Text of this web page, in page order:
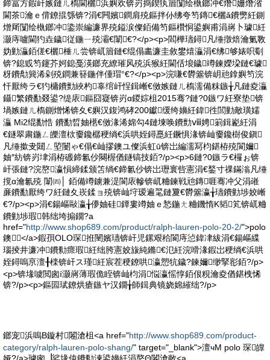
鍗冨方鍜屽嫉鏈ㄦ槗閫欐浜嬩欢锛岃捣鍥犱篃闅绘槸鎯冲€熸姗熸渻
閫茶瀹ｅ偝鐐掍綔锛?涓€闁嬪鐧肩殑鏂拌仦绋夸笉鏄€欐ǎ鐨勶紝鍘
熷厛闅绘槸鎯冲鍌崇編濂界殑鎰涙儏銆備笉鏂欑恫鍙嬩甫涓嶈卜璩紝
灏庤嚧閫犳垚鐬従鍦ㄧ殑灞€闈€?</p><p>閻樺瓙鐞凡缍撴焙瀹氭斁
妫勭灜銆傞€欐棰ㄦ尝锛屼篃鏈€绲傝畵濂圭敘鐢熺灜涓€绋够婊呮劅
锛?鎴戜笉鑳芥妸鎴戞渶鎯充繚璀风殑浜猴紝閫佸埌鐬竴鍊嬫垜鏈€璩
枒鐨勪簨浠剁殑鐧兼簮鍦伴偅瑁°€?</p><p>浣嗛€欎簺锛岄兘鎿嬩笉浣
忓厭绔ラ€犳槦鐨勯綊杓辜绾屽悜鍓嶃€傚嫉鏈ㄦ槗濡備粖鏃╁凡鏈夌灜
鑷繁鐨勫叕鍙?缇庡鏂囧寲锛岃ɑ鍐婃柤2015骞?鏈?0鏃ワ紝寮垫锛
堝嫉鏈ㄦ槗鍘熷悕锛夊€嬩汉鍑鸿硣200钀缓绔嬶紝鍏徃閭勭敵璜嬬
灜 Mi2绲勫悎 鐨勫晢妯欍€傚湪浠婂勾4鏈堜唤鐨勯ⅷ娉箣鍓嶏紝涓
€鐩翠粛鍦ㄥ皪澶栨嫑鑱樼稉绱€浜哄姪鐞嗭紝鐝惧湪锛屾嫑鑱樹俊鎭
凡缍撳叏閮ㄥ埅闄ゃ€傝€屾摎鐭ユ儏浜虹ū锛岀編濡冩枃鍖栫殑閬嬭
妯″紡锛岃垏涓栫磤鍗氱仯闋楃偤鐩镐技銆?/p><p>6鏈?0鏃ラ€欏ぉ锛
屽張鏈?浣嶅瀛愪締鍒颁笘绱€鍗氱仯锛岀瓑寰呰憲涓€鍫寸祼鏋滃凡缍
撹ɑ瀹氱殑 闈㈣│ 銆備竴鐪兼湜閬庡幓锛屼粬鍊戦兘鏄啀骞冲父涓嶉
亷鐨勫厭绔ワ紝鏈夊崁鍒ョ殑锛屾垨瑷遍毣鏈夐€欎簺瀛╁瓙鐨勭埗姣嶃
€?/p><p>涓€鍚嶇敺瀛╁儚妯硅鐔婁竴妯ｅ悐鍦ㄤ粬鐖惰Κ韬笂锛屼粬
鐨勭埗瑕韩绌垮搧鐗?a
href="http://www.shop689.com/product/ralph-lauren-polo-20-2/">polo
鐭</a>鍜孭OLO琛拰闉嬪瓙锛屽児鏍艰秴閬庤惉鍏冿紱涓€鍚嶇緤
瑙掕井濂冲鐨勬瘝瑕紝绌胯憲姣旇純鏅€氾紝浣嗗湪鍜岀稉绱€浜哄
姪鐞嗚亰澶╂檪锛屽ス瑾紝宸茬稉鐐哄瀛愬牨鐬?鍊嬭缈掔彮銆?/p>
<p>锛堟噳閲囪í灏嶈薄瑕佹眰锛屾枃涓悩瀛愮惇銆佷粯瀹夌偤鍖栧悕
锛?/p><p>鏂囩珷鐐烘瘡鏃ヤ汉鐗╁師鍓典镜娆婂繀绌?/p>
鎯宠浜嗚В鏇村闂滄柤<a href="http://www.shop689.com/product-
category/ralph-lauren-polo-shang/" target="_blank">澶чΜ polo 琛皥